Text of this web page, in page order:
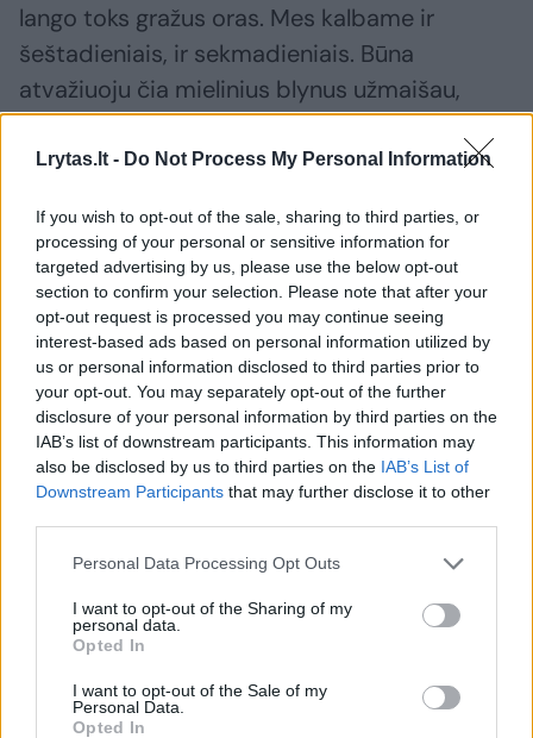
Lrytas.lt - Do Not Process My Personal Information
If you wish to opt-out of the sale, sharing to third parties, or
processing of your personal or sensitive information for
targeted advertising by us, please use the below opt-out
section to confirm your selection. Please note that after your
opt-out request is processed you may continue seeing
interest-based ads based on personal information utilized by
us or personal information disclosed to third parties prior to
your opt-out. You may separately opt-out of the further
disclosure of your personal information by third parties on the
IAB’s list of downstream participants. This information may
also be disclosed by us to third parties on the IAB’s List of
Downstream Participants that may further disclose it to other
Personal Data Processing Opt Outs
I want to opt-out of the Sharing of my
personal data.
Opted In
I want to opt-out of the Sale of my
Personal Data.
Opted In
lango toks gražus oras. Mes kalbame ir
šeštadieniais, ir sekmadieniais. Būna
atvažiuoju čia mielinius blynus užmaišau,
pamokau, nuvažiuoju į kitą šeimą, ten
apsisuku, vėl sugrįžtu, žiūriu kepa blynus.
Ši moteris niekada neatsisako pagalbos, bet
būna, kad įsikiša jos mama. Ji ne tik
nepadeda, bet viską dar ir sujaukia. Jos
mamos akimis, mes esame ne draugai ar
pagalbininkai, o didžiausi priešai. Neva,
atvažiuos čia socialinės darbuotojos ir
padarys „tvarką“. Apmaudu, tačiau nėra jokio
palaikymo iš jos artimųjų…“, – apgailestavo S.
Rindokienė.
Susiję straipsniai